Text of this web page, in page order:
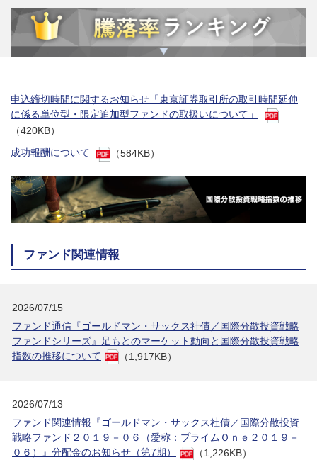
申込締切時間に関するお知らせ「東京証券取引所の取引時間延伸
に係る単位型・限定追加型ファンドの取扱いについて」
（420KB）
成功報酬について
（584KB）
ファンド関連情報
2026/07/15
ファンド通信『ゴールドマン・サックス社債／国際分散投資戦略
ファンドシリーズ』足もとのマーケット動向と国際分散投資戦略
指数の推移について
（1,917KB）
2026/07/13
ファンド関連情報『ゴールドマン・サックス社債／国際分散投資
戦略ファンド２０１９－０６（愛称：プライムＯｎｅ２０１９－
０６）』分配金のお知らせ（第7期）
（1,226KB）